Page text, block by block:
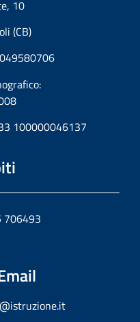
10
(CB)
100000046137
706493